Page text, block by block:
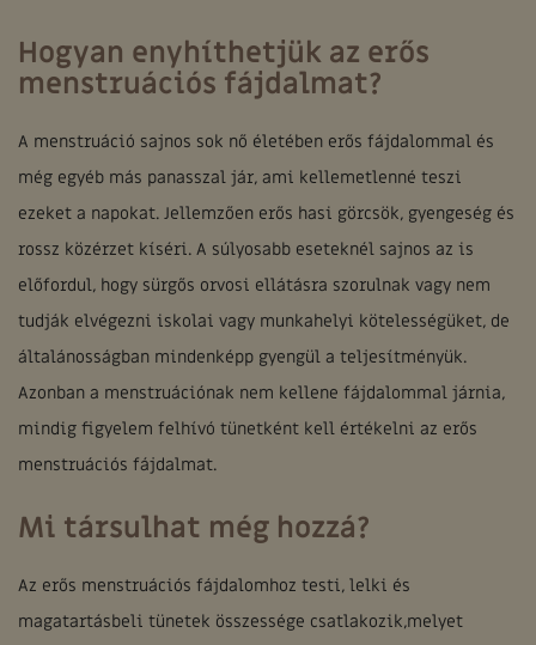
Hogyan enyhíthetjük az erős
menstruációs fájdalmat?
A menstruáció sajnos sok nő életében erős fájdalommal és
még egyéb más panasszal jár, ami kellemetlenné teszi
ezeket a napokat. Jellemzően erős hasi görcsök, gyengeség és
rossz közérzet kíséri. A súlyosabb eseteknél sajnos az is
előfordul, hogy sürgős orvosi ellátásra szorulnak vagy nem
tudják elvégezni iskolai vagy munkahelyi kötelességüket, de
általánosságban mindenképp gyengül a teljesítményük.
Azonban a menstruációnak nem kellene fájdalommal járnia,
mindig figyelem felhívó tünetként kell értékelni az erős
menstruációs fájdalmat.
Mi társulhat még hozzá?
Az erős menstruációs fájdalomhoz testi, lelki és
magatartásbeli tünetek összessége csatlakozik,melyet